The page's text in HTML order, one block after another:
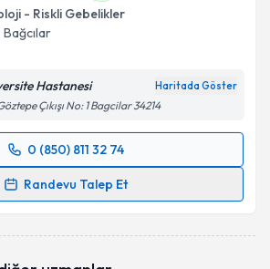
- Riskli Gebelikler
Bağcılar
Hastanesi Haritada Göster
Çıkışı No: 1 Bagcilar 34214
0 (850) 811 32 74
Randevu Talep Et
Talebi
bu uzmandan randevu almanız için bir